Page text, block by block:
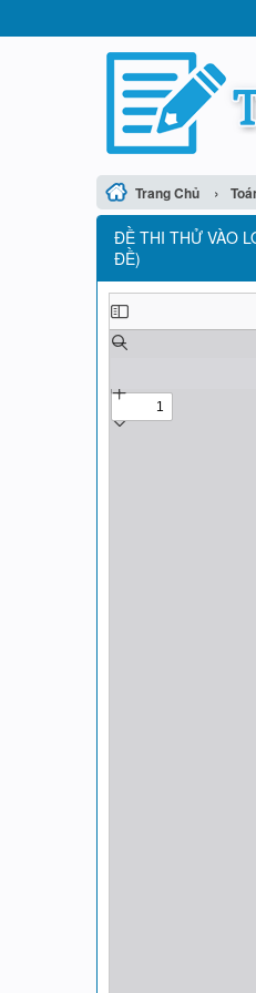
Trang Chủ ›
ĐỀ THI THỬ VÀO
ĐỀ)